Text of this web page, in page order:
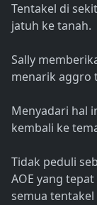
Tentakel di
jatuh ke tanah.
Sally
menarik aggro
Menyadari hal
kembali ke
Tidak peduli
AOE yang
semua tentakel